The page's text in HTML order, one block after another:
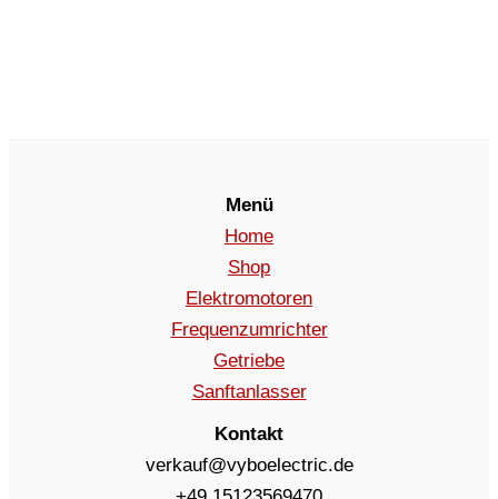
Menü
Home
Shop
Elektromotoren
Frequenzumrichter
Getriebe
Sanftanlasser
Kontakt
verkauf@vyboelectric.de